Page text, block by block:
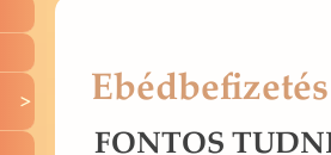
Ebédbefizetés
FON­TOS